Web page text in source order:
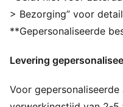
Kenmerkende PUMA-
Voorgevormd voetbed
> Bezorging” voor
**Gepersonaliseerde
Levering
Voor